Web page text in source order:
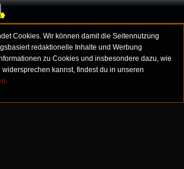
Cookies. Wir können damit die Seitennutzung
redaktionelle Inhalte und Werbung
zu Cookies und insbesondere dazu, wie
kannst, findest du in unseren